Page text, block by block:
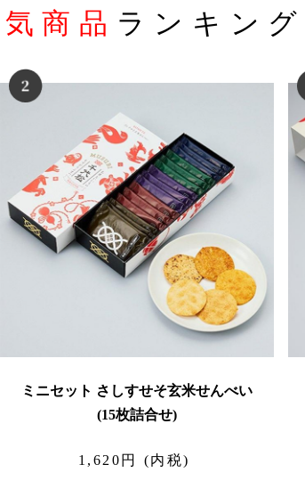
気商品 ランキング
ミニセット さしすせそ玄米せんべい
(15枚詰合せ)
1,620円 (内税)